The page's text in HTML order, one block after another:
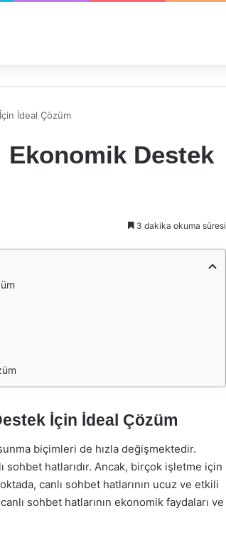
İdeal Çözüm
Ekonomik Destek
3 dakika okuma süresi
İçin İdeal Çözüm
biçimleri de hızla değişmektedir.
sohbet hatlarıdır. Ancak, birçok işletme için
canlı sohbet hatlarının ucuz ve etkili
sohbet hatlarının ekonomik faydaları ve